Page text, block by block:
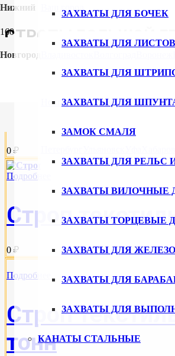
Нижний
Новгород
НовгородНовосибирскОмск
ЗАХВАТЫ ДЛЯ БОЧЕК
ЗАХВАТЫ ДЛЯ
ЗАХВАТЫ ДЛЯ
ЗАХВАТЫ ДЛЯ
ЗАМОК СМАЛЯ
ЗАХВАТЫ ДЛЯ РЕЛЬС
ЗАХВАТЫ ВИЛОЧНЫЕ
ЗАХВАТЫ ТОРЦЕВЫЕ
ЗАХВАТЫ ДЛЯ
ЗАХВАТЫ ДЛЯ
ЗАХВАТЫ ДЛЯ
КАНАТЫ СТАЛЬНЫЕ
СТРОПЫ БОЛЬШОЙ
Строп
0 ₽
Подробнее
Строп
0 ₽
Подробнее
Строп
тонн